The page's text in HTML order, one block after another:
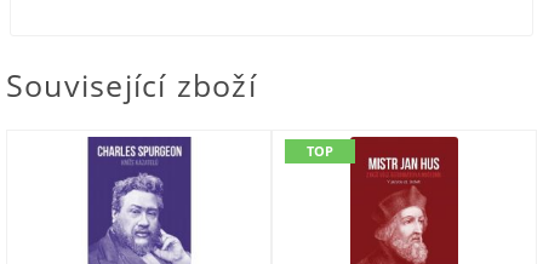
Související zboží